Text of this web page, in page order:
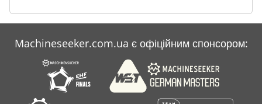
M 6090
Scheppach 4010
Дерево Дерева
Machineseeker.com.ua є офіційним спонсором: